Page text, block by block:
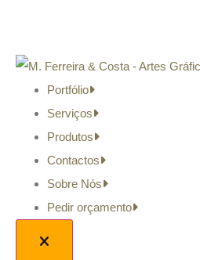
Portfólio
Serviços
Produtos
Contactos
Sobre Nós
Pedir orçamento